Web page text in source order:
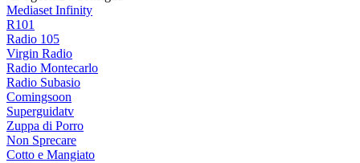
Mediaset Infinity
R101
Radio 105
Virgin Radio
Radio Montecarlo
Radio Subasio
Comingsoon
Superguidatv
Zuppa di Porro
Non Sprecare
Cotto e Mangiato